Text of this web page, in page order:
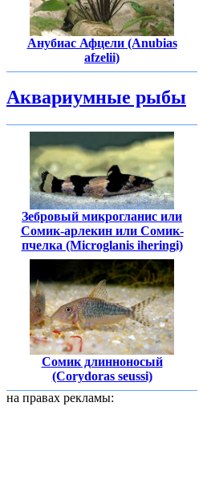
Анубиас Афцели (Anubias
afzelii)
Аквариумные рыбы
Зебровый микрогланис или
Сомик-арлекин или Сомик-
пчелка (Microglanis iheringi)
Сомик длинноносый
(Corydoras seussi)
на правах рекламы: